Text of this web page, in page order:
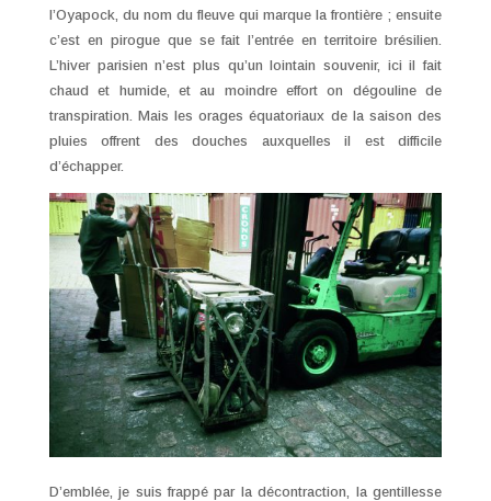
l’Oyapock, du nom du fleuve qui marque la frontière ; ensuite
c’est en pirogue que se fait l’entrée en territoire brésilien.
L’hiver parisien n’est plus qu’un lointain souvenir, ici il fait
chaud et humide, et au moindre effort on dégouline de
transpiration. Mais les orages équatoriaux de la saison des
pluies offrent des douches auxquelles il est difficile
d’échapper.
D’emblée, je suis frappé par la décontraction, la gentillesse